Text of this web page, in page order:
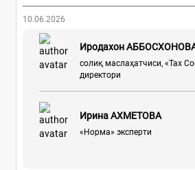
10.06.2026
Иродахон
солиқ маслаҳатчиси, «Tax
директори
Ирина АХМЕТОВА
«Норма» эксперти